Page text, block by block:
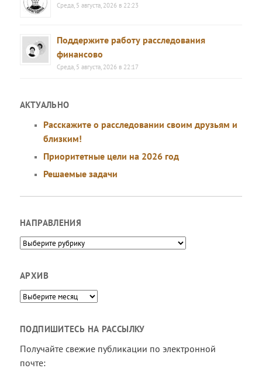
Среда, 5 августа, 2026 в 22:23
Поддержите работу расследования
финансово
Среда, 5 августа, 2026 в 22:17
АКТУАЛЬНО
Расскажите о расследовании своим друзьям и
близким!
Приоритетные цели на 2026 год
Решаемые задачи
НАПРАВЛЕНИЯ
Направления
АРХИВ
Архив
ПОДПИШИТЕСЬ НА РАССЫЛКУ
Получайте свежие публикации по электронной
почте: